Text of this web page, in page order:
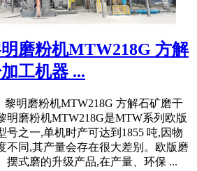
磨粉机MTW218G 方解
工机器 ...
黎明磨粉机MTW218G 方解石矿磨干
磨粉机MTW218G是MTW系列欧版
号之一,单机时产可达到1855 吨,因物
不同,其产量会存在很大差别。欧版磨
摆式磨的升级产品,在产量、环保 ...